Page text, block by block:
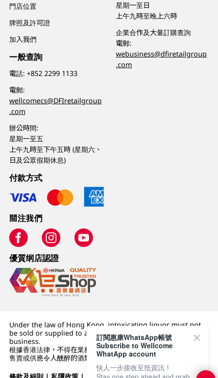
門店位置
牌照及許可證
加入我們
一般查詢
電話:+852 2299 1133
電郵:
wellcomecs@DFIretailgroup
.com
辦公時間:
星期一至五
上午九時至下午五時 (星期六、
日及公眾假期休息)
星期一至日
上午九時至晚上六時
企業合作及大量訂購查詢
電郵:
webusiness@dfiretailgroup
.com
付款方式
關注我們
優質纲店認證
Under the law of Hong Kong, intoxicating liquor must not
be sold or supplied to a minor (under 18) in the course of
business.
根據香港法律，不得在業務過程中，向未成年人 (18 歲以下人士)
售賣或供應令人醺醉的酒類。
訂閱惠康WhatsApp帳號
Subscribe to Wellcome
WhatApp account
快人一步接收至抵資訊！